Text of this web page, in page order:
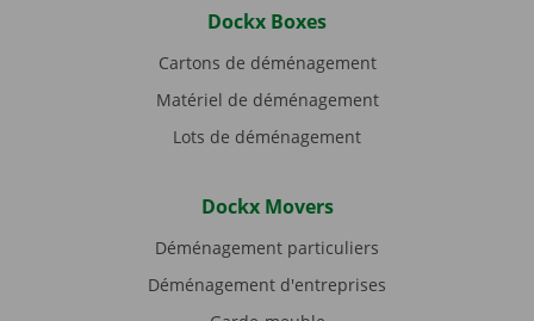
Dockx Boxes
Cartons de déménagement
Matériel de déménagement
Lots de déménagement
Dockx Movers
Déménagement particuliers
Déménagement d'entreprises